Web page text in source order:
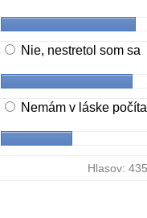
Nie, nestretol som sa
Nemám v láske
Hlasov: 435